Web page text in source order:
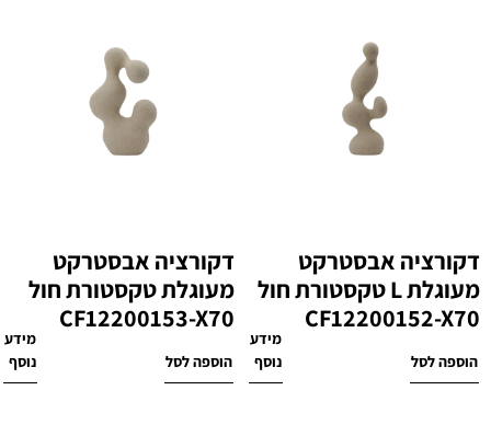
דקורציה אבסטרקט
מעוגלת L טקסטורת חול
CF12200152-X70
₪470
הוספה לסל
מידע
נוסף
דקורציה אבסטרקט
מעוגלת טקסטורת חול
CF12200153-X70
₪400
הוספה לסל
מידע
נוסף